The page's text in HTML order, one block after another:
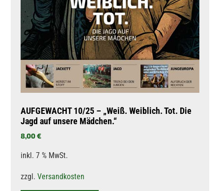
AUFGEWACHT 10/25 – „Weiß. Weiblich. Tot. Die
Jagd auf unsere Mädchen.“
8,00€
inkl. 7 % MwSt.
zzgl.Versandkosten